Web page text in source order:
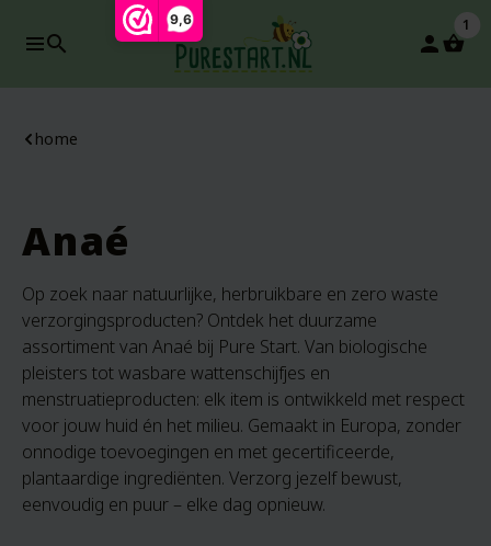
9,6
search person
1
home
Anaé
Op zoek naar natuurlijke, herbruikbare en zero waste
verzorgingsproducten? Ontdek het duurzame
assortiment van Anaé bij Pure Start. Van biologische
pleisters tot wasbare wattenschijfjes en
menstruatieproducten: elk item is ontwikkeld met respect
voor jouw huid én het milieu. Gemaakt in Europa, zonder
onnodige toevoegingen en met gecertificeerde,
plantaardige ingrediënten. Verzorg jezelf bewust,
eenvoudig en puur – elke dag opnieuw.